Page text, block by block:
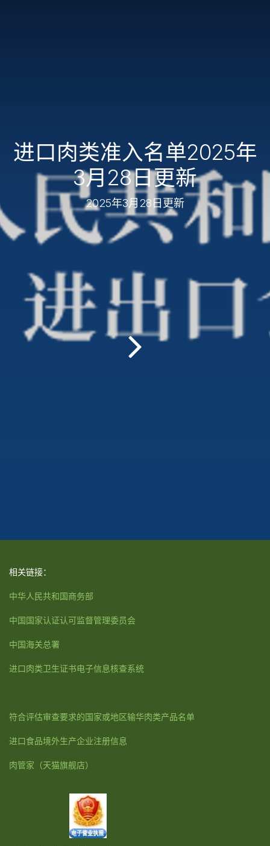
进口肉类准入名单2025年
3月28日更新
2025年3月28日更新
相关链接：
中华人民共和国商务部
中国国家认证认可监督管理委员会
中国海关总署
进口肉类卫生证书电子信息核查系统
符合评估审查要求的国家或地区输华肉类产品名单
进口食品境外生产企业注册信息
肉管家 （天猫旗舰店）